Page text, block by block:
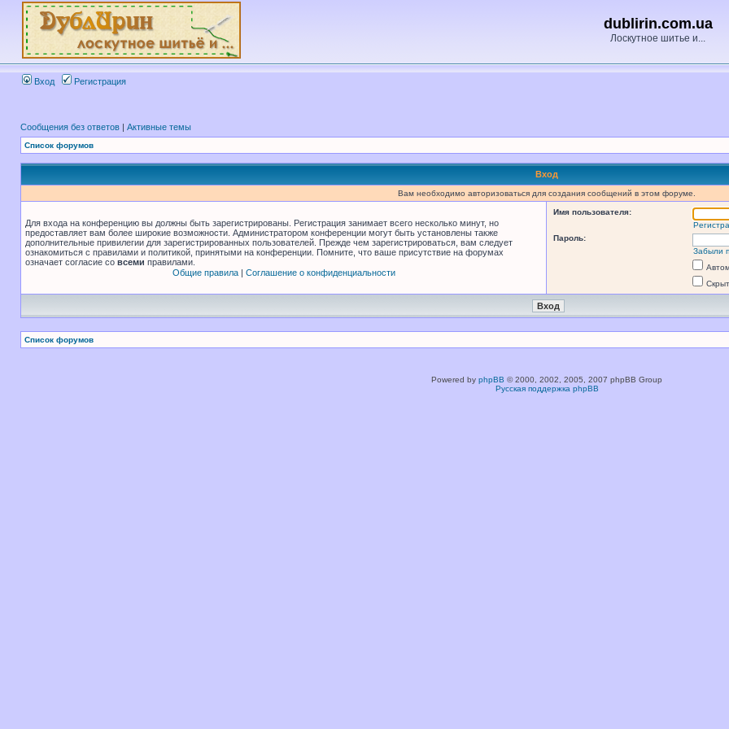
dublirin.com.ua
Лоскутное шитье и...
Вход Регистрация
Сообщения без ответов | Активные темы
Список форумов
Вход
Вам необходимо авторизоваться для создания сообщений в этом форуме.
Для входа на конференцию вы должны быть зарегистрированы. Регистрация занимает всего несколько минут, но
предоставляет вам более широкие возможности. Администратором конференции могут быть установлены также
дополнительные привилегии для зарегистрированных пользователей. Прежде чем зарегистрироваться, вам следует
ознакомиться с правилами и политикой, принятыми на конференции. Помните, что ваше присутствие на форумах
означает согласие со всеми правилами.
Общие правила| Соглашение о конфиденциальности
Имя пользователя:
Пароль:
Забыли
Список форумов
Powered by phpBB © 2000, 2002, 2005, 2007 phpBB Group
Русская поддержка phpBB